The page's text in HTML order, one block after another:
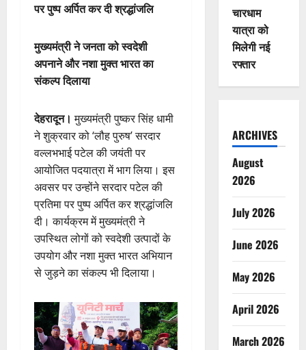
पर पुष्प अर्पित कर दी श्रद्धांजलि
मुख्यमंत्री ने जनता को स्वदेशी
अपनाने और नशा मुक्त भारत का
संकल्प दिलाया
देहरादून। मुख्यमंत्री पुष्कर सिंह धामी
ने शुक्रवार को ‘लौह पुरुष’ सरदार
वल्लभभाई पटेल की जयंती पर
आयोजित पदयात्रा में भाग लिया। इस
अवसर पर उन्होंने सरदार पटेल की
प्रतिमा पर पुष्प अर्पित कर श्रद्धांजलि
दी। कार्यक्रम में मुख्यमंत्री ने
उपस्थित लोगों को स्वदेशी उत्पादों के
उपयोग और नशा मुक्त भारत अभियान
से जुड़ने का संकल्प भी दिलाया।
चारधाम
यात्रा को
मिलेगी नई
रफ्तार
ARCHIVES
August
2026
July 2026
June 2026
May 2026
April 2026
March 2026